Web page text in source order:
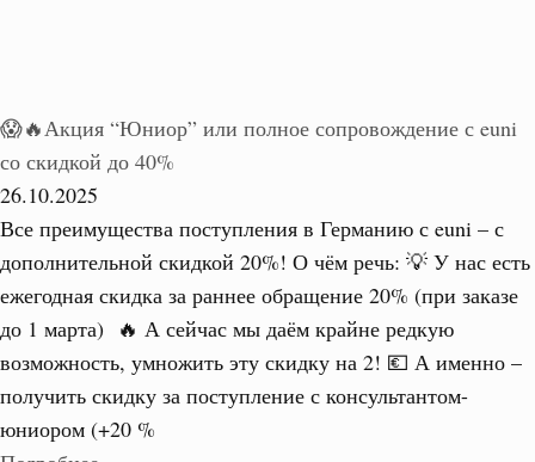
😱🔥Акция “Юниор” или полное сопровождение с euni
со скидкой до 40%
26.10.2025
Все преимущества поступления в Германию с euni – с
дополнительной скидкой 20%! О чём речь: 💡 У нас есть
ежегодная скидка за раннее обращение 20% (при заказе
до 1 марта) 🔥 А сейчас мы даём крайне редкую
возможность, умножить эту скидку на 2! 💶 А именно –
получить скидку за поступление с консультантом-
юниором (+20 %